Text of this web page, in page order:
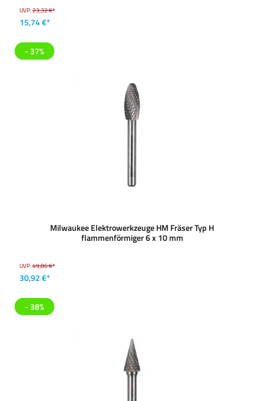
UVP:23,32 €*
15,74 €*
- 37%
Milwaukee Elektrowerkzeuge HM Fräser Typ H
flammenförmiger 6 x 10 mm
UVP:49,86 €*
30,92 €*
- 38%